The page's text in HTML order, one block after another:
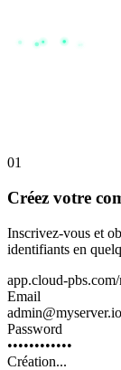
01
Créez votre
Inscrivez-vous et
identifiants en
app.cloud-
Email
admin@myserver.io
Password
••••••••••••
Compte créé